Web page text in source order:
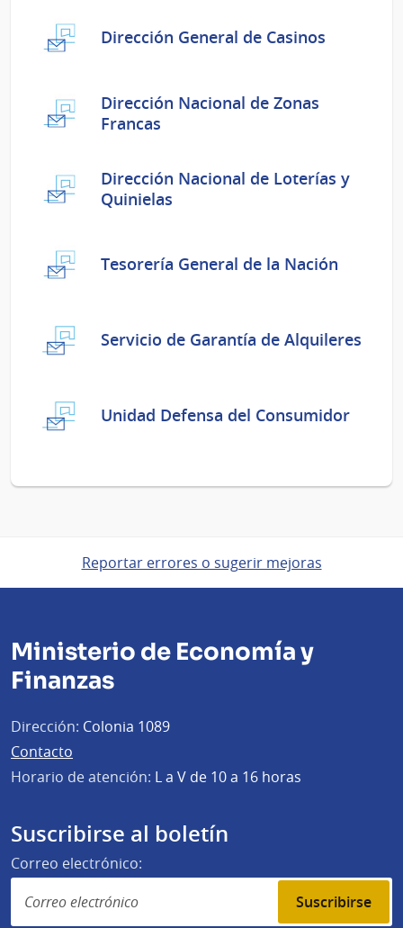
Dirección General de Casinos
Dirección Nacional de Zonas
Francas
Dirección Nacional de Loterías y
Quinielas
Tesorería General de la Nación
Servicio de Garantía de Alquileres
Unidad Defensa del Consumidor
Reportar errores o sugerir mejoras
Ministerio de Economía y
Finanzas
Dirección: Colonia 1089
Contacto
Horario de atención: L a V de 10 a 16 horas
Suscribirse al boletín
Correo electrónico:
Suscribirse